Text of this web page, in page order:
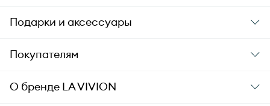
Подарки и аксессуары
Подарки
Уход за украшениями
Покупателям
Заказ и оплата
О бренде LA VIVION